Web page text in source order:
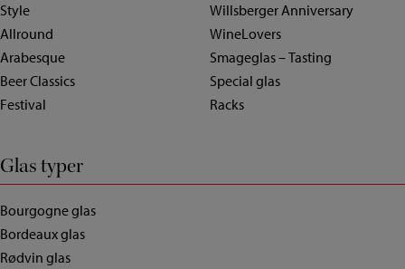
Style
Allround
Arabesque
Beer Classics
Festival
Willsberger Anniversary
WineLovers
Smageglas – Tasting
Special glas
Racks
Glas typer
Bourgogne glas
Bordeaux glas
Rødvin glas